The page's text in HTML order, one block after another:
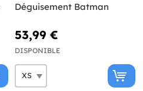
Déguisement Batman
53,99 €
DISPONIBLE